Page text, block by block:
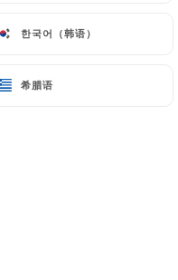
한국어（韩语）
希腊语
한국어（韩语）
希腊语